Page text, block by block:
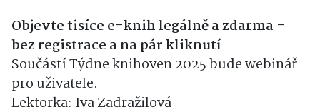
Objevte tisíce e-knih legálně a zdarma –
bez registrace a na pár kliknutí
Součástí Týdne knihoven 2025 bude webinář
pro uživatele.
Lektorka: Iva Zadražilová